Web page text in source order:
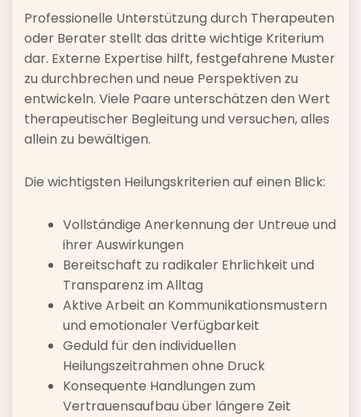
Professionelle Unterstützung durch Therapeuten
oder Berater stellt das dritte wichtige Kriterium
dar. Externe Expertise hilft, festgefahrene Muster
zu durchbrechen und neue Perspektiven zu
entwickeln. Viele Paare unterschätzen den Wert
therapeutischer Begleitung und versuchen, alles
allein zu bewältigen.
Die wichtigsten Heilungskriterien auf einen Blick:
Vollständige Anerkennung der Untreue und
ihrer Auswirkungen
Bereitschaft zu radikaler Ehrlichkeit und
Transparenz im Alltag
Aktive Arbeit an Kommunikationsmustern
und emotionaler Verfügbarkeit
Geduld für den individuellen
Heilungszeitrahmen ohne Druck
Konsequente Handlungen zum
Vertrauensaufbau über längere Zeit